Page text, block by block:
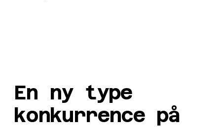
En ny type
konkurrence på